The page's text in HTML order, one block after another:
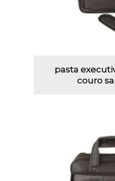
pasta
couro